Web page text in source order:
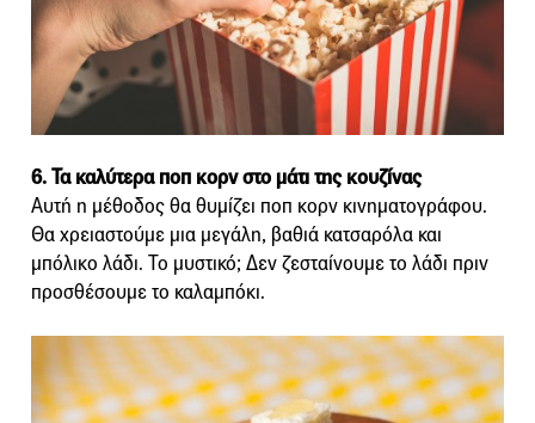
6. Τα καλύτερα ποπ κορν στο μάτι της κουζίνας
Αυτή η μέθοδος θα θυμίζει ποπ κορν κινηματογράφου.
Θα χρειαστούμε μια μεγάλη, βαθιά κατσαρόλα και
μπόλικο λάδι. Το μυστικό; Δεν ζεσταίνουμε το λάδι πριν
προσθέσουμε το καλαμπόκι.